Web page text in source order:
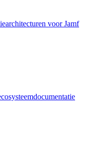
voor Jamf